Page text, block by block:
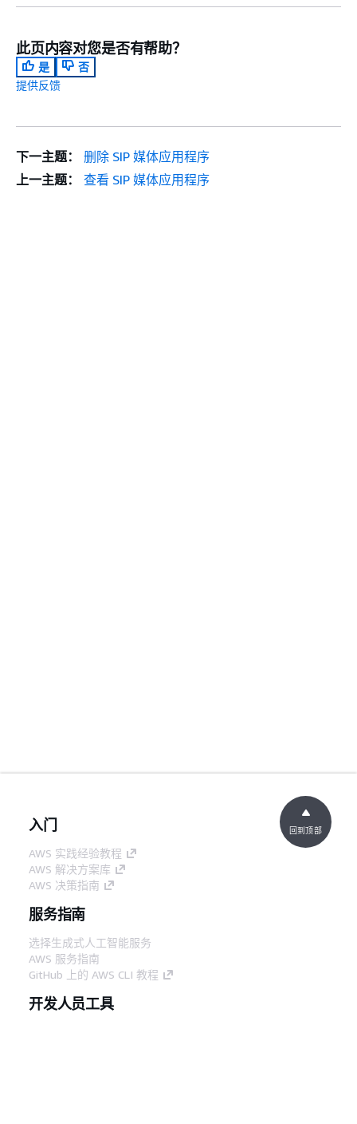
此页内容对您是否有帮助？
是
否
提供反馈
下一主题：
删除 SIP 媒体应用程序
上一主题：
查看 SIP 媒体应用程序
入门
AWS 实践经验教程
AWS 解决方案库
AWS 决策指南
服务指南
选择生成式人工智能服务
AWS 服务指南
GitHub 上的 AWS CLI 教程
开发人员工具
回到顶部